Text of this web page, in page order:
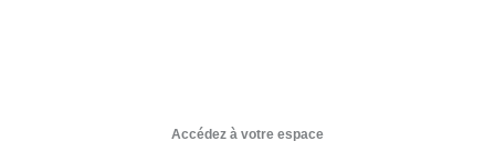
Accédez à votre espace